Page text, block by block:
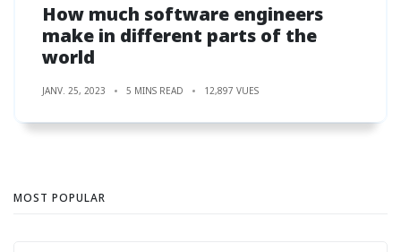
How much software engineers
make in different parts of the
world
JANV. 25, 2023 5 MINS READ 12,897 VUES
MOST POPULAR